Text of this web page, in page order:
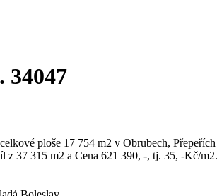
34047
ploše 17 754 m2 v Obrubech,
z 37 315 m2 a Cena 621 390, -, tj. 35, -Kč/m2.